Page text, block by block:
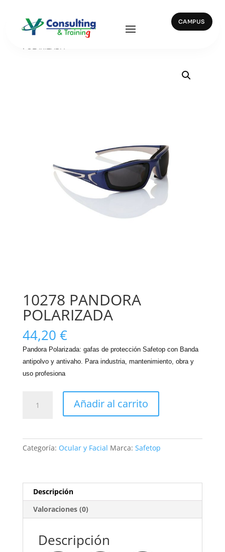
CAMPUS
Inicio Ocular y Facial
/ 10278 PANDORA
POLARIZADA
10278 PANDORA
POLARIZADA
44,20 €
Pandora Polarizada: gafas de protección Safetop con Banda
antipolvo y antivaho. Para industria, mantenimiento, obra y
uso profesiona
PANDORA
POLARIZADA
Añadir al carrito
Categoría: Ocular y Facial Marca: Safetop
Descripción
Valoraciones (0)
Descripción